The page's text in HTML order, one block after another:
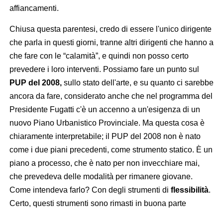
affiancamenti.
Chiusa questa parentesi, credo di essere l'unico dirigente
che parla in questi giorni, tranne altri dirigenti che hanno a
che fare con le “calamità”, e quindi non posso certo
prevedere i loro interventi. Possiamo fare un punto sul
PUP del 2008, sullo stato dell'arte, e su quanto ci sarebbe
ancora da fare, considerato anche che nel programma del
Presidente Fugatti c'è un accenno a un'esigenza di un
nuovo Piano Urbanistico Provinciale. Ma questa cosa è
chiaramente interpretabile; il PUP del 2008 non è nato
come i due piani precedenti, come strumento statico. È un
piano a processo, che è nato per non invecchiare mai,
che prevedeva delle modalità per rimanere giovane.
Come intendeva farlo? Con degli strumenti di flessibilità.
Certo, questi strumenti sono rimasti in buona parte